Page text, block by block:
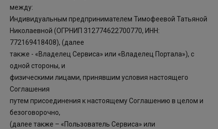
между:
Индивидуальным предпринимателем Тимофеевой Татьяной
Николаевной (ОГРНИП 312774622700770, ИНН:
772169418408), (далее
также - «Владелец Сервиса» или «Владелец Портала»), с
одной стороны, и
физическими лицами, принявшим условия настоящего
Соглашения
путем присоединения к настоящему Соглашению в целом и
безоговорочно,
(далее также – «Пользователь Сервиса» или